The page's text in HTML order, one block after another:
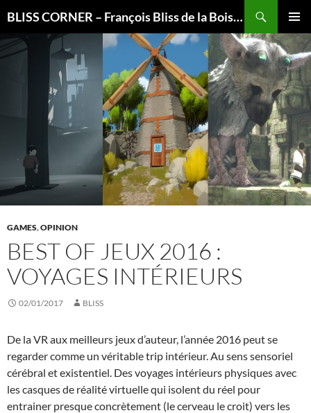
BLISS CORNER – François Bliss de la Boissière is here
MENU
AU
CONTENU
GAMES,OPINION
BEST OF JEUX 2016 :
VOYAGES INTÉRIEURS
02/01/2017 BLISS
De la VR aux meilleurs jeux d’auteur, l’année 2016 peut se
regarder comme un véritable trip intérieur. Au sens sensoriel
cérébral et existentiel. Des voyages intérieurs physiques avec
les casques de réalité virtuelle qui isolent du réel pour
entrainer presque concrètement (le cerveau le croit) vers les